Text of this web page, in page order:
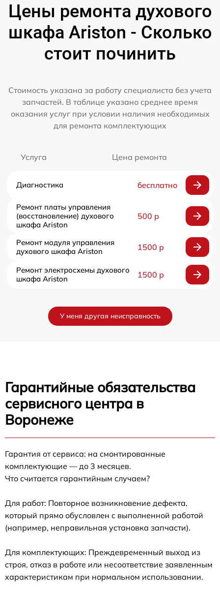
Цены ремонта духового
шкафа Ariston - Сколько
стоит починить
Стоимость указана за работу специалиста без учета
запчастей. В таблице указано среднее время
оказания услуг при условии наличия необходимых
для ремонта комплектующих
Услуга Цена ремонта
Диагностика бесплатно
Ремонт платы управления
(восстановление) духового
шкафа Ariston
500 р
Ремонт модуля управления
духового шкафа Ariston
1500 р
Ремонт электросхемы духового
шкафа Ariston
1500 р
У меня другая неисправность
Гарантийные обязательства
сервисного центра в
Воронеже
Гарантия от сервиса: на смонтированные
комплектующие — до 3 месяцев.
Что считается гарантийным случаем?
Для работ: Повторное возникновение дефекта,
который прямо обусловлен с выполненной работой
(например, неправильная установка запчасти).
Для комплектующих: Преждевременный выход из
строя, отказ в работе или несоответствие заявленным
характеристикам при нормальном использовании.